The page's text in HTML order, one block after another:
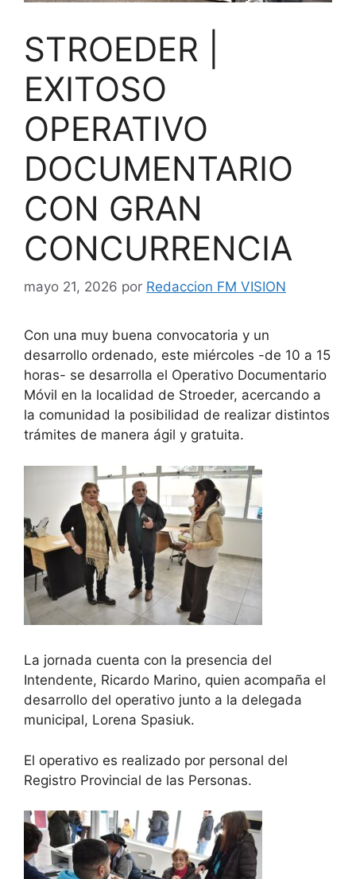
STROEDER |
EXITOSO
OPERATIVO
DOCUMENTARIO
CON GRAN
CONCURRENCIA
mayo 21, 2026 por Redaccion FM VISION
Con una muy buena convocatoria y un
desarrollo ordenado, este miércoles -de 10 a 15
horas- se desarrolla el Operativo Documentario
Móvil en la localidad de Stroeder, acercando a
la comunidad la posibilidad de realizar distintos
trámites de manera ágil y gratuita.
La jornada cuenta con la presencia del
Intendente, Ricardo Marino, quien acompaña el
desarrollo del operativo junto a la delegada
municipal, Lorena Spasiuk.
El operativo es realizado por personal del
Registro Provincial de las Personas.